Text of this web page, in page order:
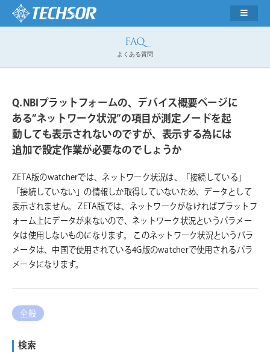
よくある質問
NBIプラットフォームの、デバイス概要ページに
ある”ネットワーク状況”の項目が測定ノードを起
動しても表示されないのですが、表示する為には
追加で設定作業が必要なのでしょうか
ZETA版のwatcherでは、ネットワーク状況は、「接続している」
「接続していない」の情報しか取得していないため、データとして
表示されません。 ZETA版では、ネットワークがなければプラットフ
ォーム上にデータが来ないので、ネットワーク状況というパラメー
タは使用しないものになります。 このネットワーク状況というパラ
メータは、中国で使用されている4G版のwatcherで使用されるパラ
メータになります。
全般
検索